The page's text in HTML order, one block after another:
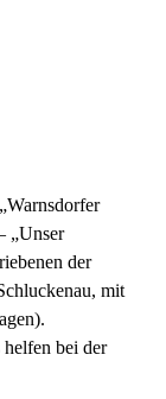
„Unser
der
mit
bei der